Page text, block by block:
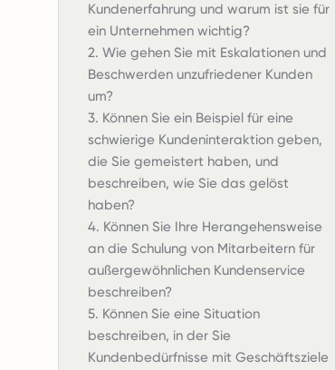
Kundenerfahrung und warum ist sie für
ein Unternehmen wichtig?
2. Wie gehen Sie mit Eskalationen und
Beschwerden unzufriedener Kunden
um?
3. Können Sie ein Beispiel für eine
schwierige Kundeninteraktion geben,
die Sie gemeistert haben, und
beschreiben, wie Sie das gelöst
haben?
4. Können Sie Ihre Herangehensweise
an die Schulung von Mitarbeitern für
außergewöhnlichen Kundenservice
beschreiben?
5. Können Sie eine Situation
beschreiben, in der Sie
Kundenbedürfnisse mit Geschäftsziele